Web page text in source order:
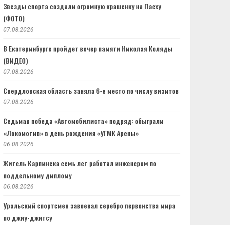
Звезды спорта создали огромную крашенку на Пасху
(ФОТО)
07.08.2026
В Екатеринбурге пройдет вечер памяти Николая Коляды
(ВИДЕО)
07.08.2026
Свердловская область заняла 6-е место по числу визитов
07.08.2026
Седьмая победа «Автомобилиста» подряд: обыграли
«Локомотив» в день рождения «УГМК Арены»
06.08.2026
Житель Карпинска семь лет работал инженером по
поддельному диплому
06.08.2026
Уральский спортсмен завоевал серебро первенства мира
по джиу-джитсу